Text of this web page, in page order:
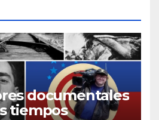
documentales
tiempos